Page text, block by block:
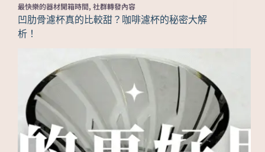
最快樂的器材開箱時間, 社群轉發內容
凹肋骨濾杯真的比較甜？咖啡濾杯的秘密大解
析！